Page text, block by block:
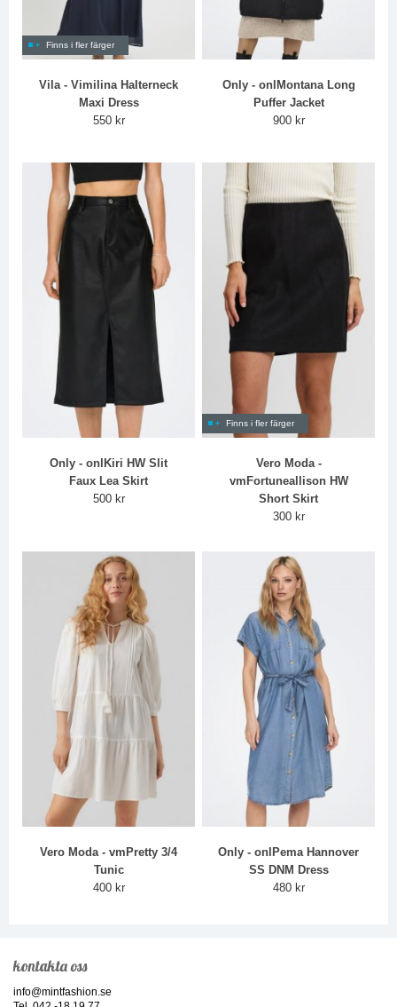
Finns i fler färger
Vila - Vimilina Halterneck
Maxi Dress
550 kr
Only - onlMontana Long
Puffer Jacket
900 kr
Only - onlKiri HW Slit
Faux Lea Skirt
500 kr
Finns i fler färger
Vero Moda -
vmFortuneallison HW
Short Skirt
300 kr
Vero Moda - vmPretty 3/4
Tunic
400 kr
Only - onlPema Hannover
SS DNM Dress
480 kr
kontakta oss
info@mintfashion.se